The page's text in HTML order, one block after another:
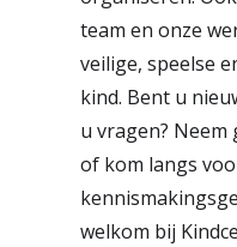
team en onze
veilige, speelse
kind. Bent u
u vragen?
of kom langs
welkom bij